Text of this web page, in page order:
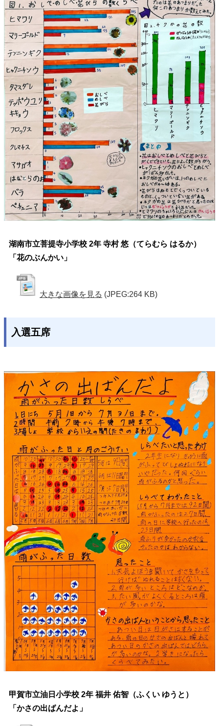
湖南市立菩提寺小学校 2年 寺村 悠（てらむら はるか）
「花のぶんかい」
大きな画像を見る (JPEG:264 KB)
入選五席
甲賀市立油日小学校 2年 福井 佑智（ふくい ゆうと）
「かさの出ばんだよ」